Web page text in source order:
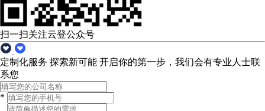
扫一扫关注云登公众号
定制化服务 探索新可能 开启你的第一步，我们会有专业人士联
系您
*